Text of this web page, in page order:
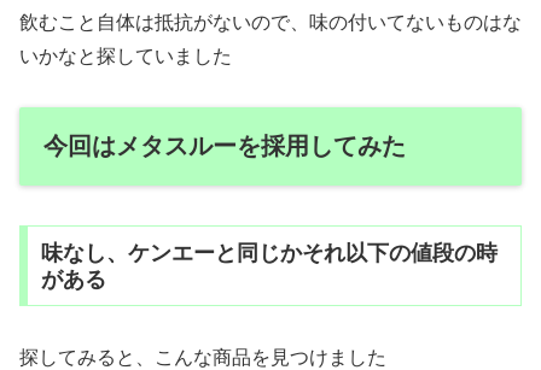
飲むこと自体は抵抗がないので、味の付いてないものはな
いかなと探していました
今回はメタスルーを採用してみた
味なし、ケンエーと同じかそれ以下の値段の時
がある
探してみると、こんな商品を見つけました